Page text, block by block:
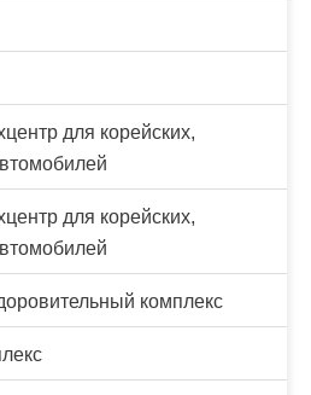
для корейских,
для корейских,
комплекс